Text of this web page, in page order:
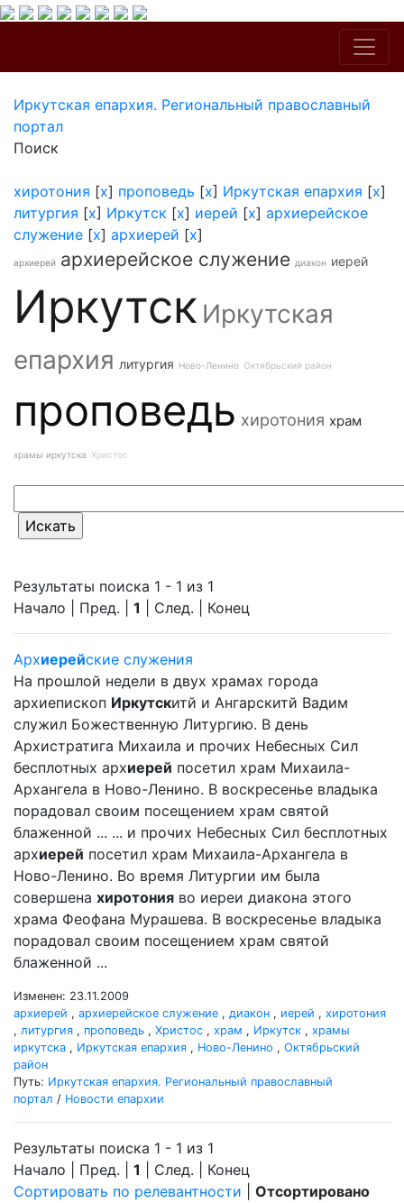
Иркутская епархия. Региональный православный
портал
Поиск
хиротония [x] проповедь [x] Иркутская епархия [x]
литургия [x] Иркутск [x] иерей [x] архиерейское
служение [x] архиерей [x]
архиерей архиерейское служение диакон иерей
Иркутск Иркутская
епархия литургия Ново-Ленино Октябрьский район
проповедь хиротония храм
храмы иркутска Христос
Результаты поиска 1 - 1 из 1
Начало | Пред. | 1 | След. | Конец
Архиерейские служения
На прошлой недели в двух храмах города
архиепископ Иркутскитй и Ангарскитй Вадим
служил Божественную Литургию. В день
Архистратига Михаила и прочих Небесных Сил
бесплотных архиерей посетил храм Михаила-
Архангела в Ново-Ленино. В воскресенье владыка
порадовал своим посещением храм святой
блаженной ... ... и прочих Небесных Сил бесплотных
архиерей посетил храм Михаила-Архангела в
Ново-Ленино. Во время Литургии им была
совершена хиротония во иереи диакона этого
храма Феофана Мурашева. В воскресенье владыка
порадовал своим посещением храм святой
блаженной ...
Изменен: 23.11.2009
архиерей , архиерейское служение , диакон , иерей , хиротония
, литургия , проповедь , Христос , храм , Иркутск , храмы
иркутска , Иркутская епархия , Ново-Ленино , Октябрьский
район
Путь: Иркутская епархия. Региональный православный
портал / Новости епархии
Результаты поиска 1 - 1 из 1
Начало | Пред. | 1 | След. | Конец
Сортировать по релевантности
Отсортировано